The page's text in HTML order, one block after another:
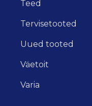
Teed
Tervisetooted
Uued tooted
Väetoit
Varia